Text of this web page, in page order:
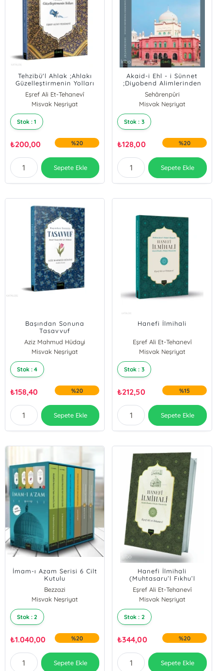
Tehzibü'l Ahlak ;Ahlakı
Güzelleştirmenin Yolları
Eşref Ali Et-Tehanevî
Misvak Neşriyat
Stok : 1
₺200,00 %20
Sepete Ekle
Akaid-i Ehl - i Sünnet
;Diyobend Alimlerinden
Vehhabilere Cevaplar
Sehârenpûri
Misvak Neşriyat
Stok : 3
₺128,00 %20
Sepete Ekle
Başından Sonuna
Tasavvuf
Aziz Mahmud Hüdayi
Misvak Neşriyat
Stok : 4
₺158,40 %20
Sepete Ekle
Hanefi İlmihali
Eşref Ali Et-Tehanevî
Misvak Neşriyat
Stok : 3
₺212,50 %15
Sepete Ekle
İmam-ı Azam Serisi 6 Cilt
Kutulu
Bezzazi
İbn Hacer Heytemi
Manastırlı İsmail Hakkı
Misvak Neşriyat
Stok : 2
₺1.040,00 %20
Sepete Ekle
Hanefi İlmihali
(Muhtasaru’l Fıkhu’l
Hanefi)
Eşref Ali Et-Tehanevî
Misvak Neşriyat
Stok : 2
₺344,00 %20
Sepete Ekle